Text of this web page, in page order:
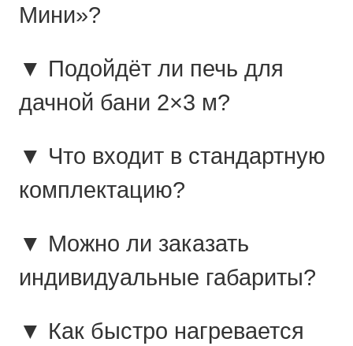
Мини»?
▼ Подойдёт ли печь для
дачной бани 2×3 м?
▼ Что входит в стандартную
комплектацию?
▼ Можно ли заказать
индивидуальные габариты?
▼ Как быстро нагревается